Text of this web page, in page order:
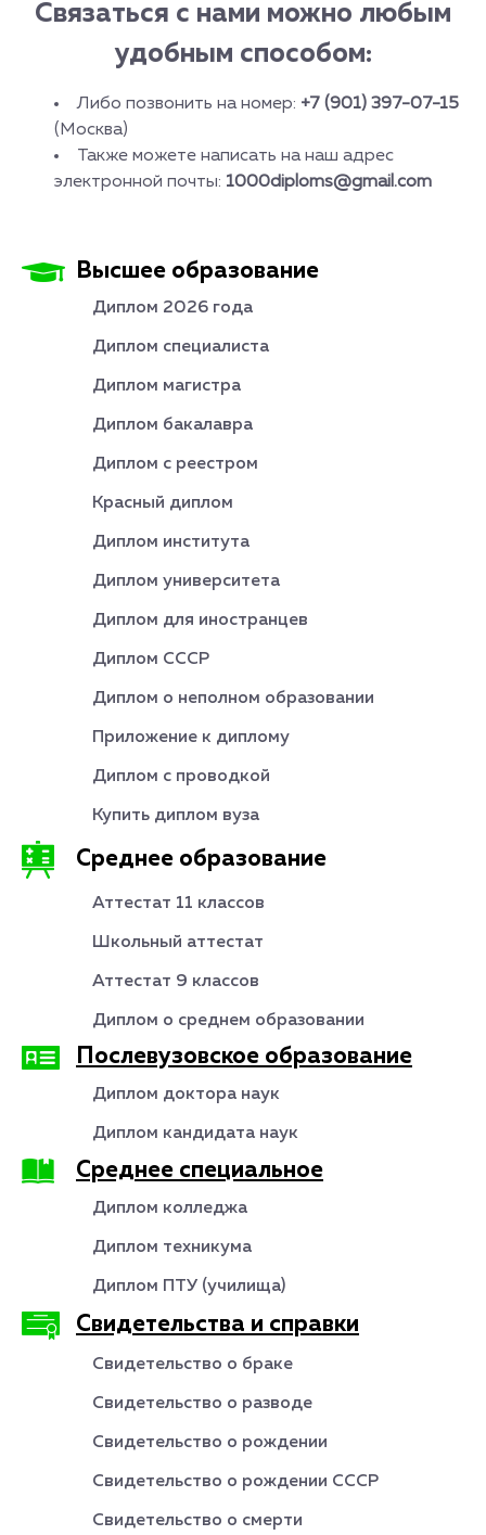
Связаться с нами можно любым
удобным способом:
Либо позвонить на номер: +7 (901) 397-07-15
(Москва)
Также можете написать на наш адрес
электронной почты: 1000diploms@gmail.com
Высшее образование
Диплом 2026 года
Диплом специалиста
Диплом магистра
Диплом бакалавра
Диплом с реестром
Красный диплом
Диплом института
Диплом университета
Диплом для иностранцев
Диплом СССР
Диплом о неполном образовании
Приложение к диплому
Диплом с проводкой
Купить диплом вуза
Среднее образование
Аттестат 11 классов
Школьный аттестат
Аттестат 9 классов
Диплом о среднем образовании
Послевузовское образование
Диплом доктора наук
Диплом кандидата наук
Среднее специальное
Диплом колледжа
Диплом техникума
Диплом ПТУ (училища)
Свидетельства и справки
Свидетельство о браке
Свидетельство о разводе
Свидетельство о рождении
Свидетельство о рождении СССР
Свидетельство о смерти